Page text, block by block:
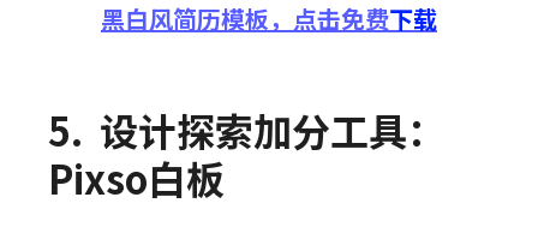
黑白风简历模板， 点击免费下载
5. 设计探索加分工具：
Pixso白板